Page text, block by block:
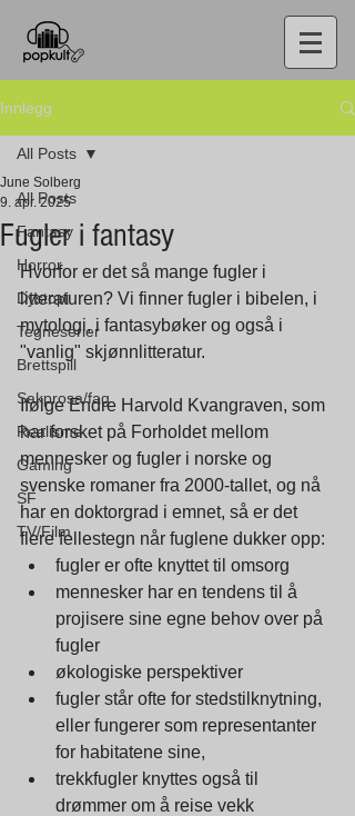
Innlegg
All Posts
Fantasy
Horror
Dystopi
Tegneserier
Brettspill
Sakprosa/fag
Realisme
Gaming
SF
TV/Film
All Posts
Fugler i fantasy
June Solberg
9. apr. 2025
Hvorfor er det så mange fugler i
litteraturen? Vi finner fugler i bibelen, i
mytologi, i fantasybøker og også i
"vanlig" skjønnlitteratur.
Ifølge Endre Harvold Kvangraven, som
har forsket på Forholdet mellom
mennesker og fugler i norske og
svenske romaner fra 2000-tallet, og nå
har en doktorgrad i emnet, så er det
flere fellestegn når fuglene dukker opp:
fugler er ofte knyttet til omsorg
mennesker har en tendens til å
projisere sine egne behov over på
fugler
økologiske perspektiver
fugler står ofte for stedstilknytning,
eller fungerer som representanter
for habitatene sine,
trekkfugler knyttes også til
drømmer om å reise vekk